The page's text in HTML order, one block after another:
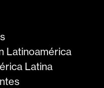
Latinoamérica
Latina